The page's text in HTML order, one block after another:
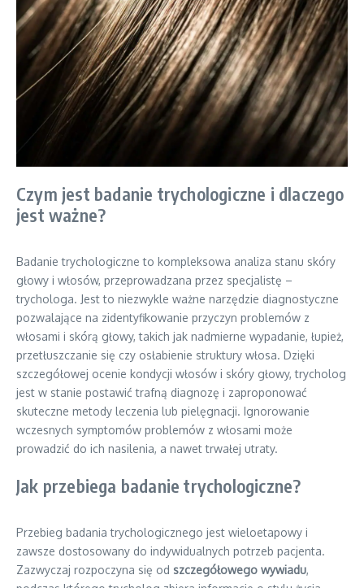
Czym jest badanie trychologiczne i dlaczego
jest ważne?
Badanie trychologiczne to kompleksowa analiza stanu skóry
głowy i włosów, przeprowadzana przez specjalistę –
trychologa. Jest to niezwykle ważne narzędzie diagnostyczne
pozwalające na zidentyfikowanie przyczyn problemów z
włosami i skórą głowy, takich jak nadmierne wypadanie, łupież,
przetłuszczanie się czy osłabienie struktury włosa. Dzięki
szczegółowej ocenie kondycji włosów i skóry głowy, trycholog
jest w stanie postawić trafną diagnozę i zaproponować
skuteczne metody leczenia lub pielęgnacji. Ignorowanie
wczesnych symptomów problemów z włosami może
prowadzić do ich nasilenia, a nawet trwałej utraty.
Jak przebiega badanie trychologiczne?
Przebieg badania trychologicznego jest wieloetapowy i
zawsze dostosowany do indywidualnych potrzeb pacjenta.
Zazwyczaj rozpoczyna się od szczegółowego wywiadu,